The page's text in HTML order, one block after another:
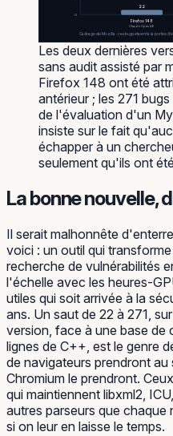
0
22
Firefox 148
Claude Opus 4.6
Cadrage de Mozilla : ces bugs étaient à la portée
Les deux dernières
sans audit assisté par
Firefox 148 ont été
antérieur ; les 271
de l'évaluation d'un
insiste sur le fait
échapper à un
seulement qu'ils ont
La bonne nouvelle,
Il serait malhonnête
voici : un outil qui
recherche de vulnérabilités
l'échelle avec les heures-
utiles qui soit arrivée à la
ans. Un saut de 22 à 271,
version, face à une base de
lignes de C++, est le genre
de navigateurs prendront au
Chromium le prendront.
qui maintiennent libxml2,
autres parseurs que chaque
si on leur en laisse le temps.